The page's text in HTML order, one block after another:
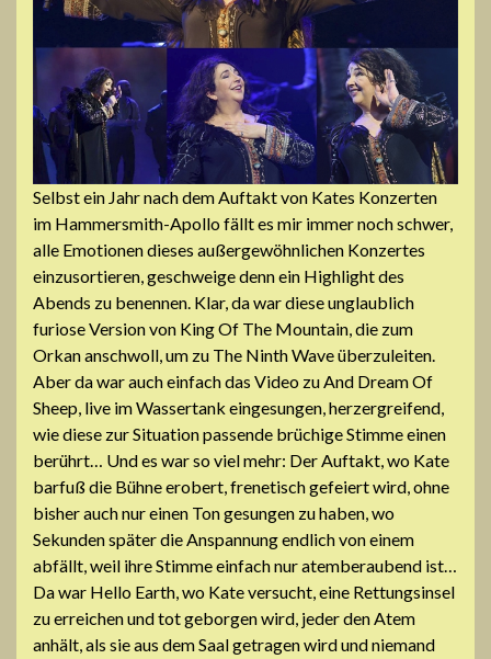
Selbst ein Jahr nach dem Auftakt von Kates Konzerten
im Hammersmith-Apollo fällt es mir immer noch schwer,
alle Emotionen dieses außergewöhnlichen Konzertes
einzusortieren, geschweige denn ein Highlight des
Abends zu benennen. Klar, da war diese unglaublich
furiose Version von King Of The Mountain, die zum
Orkan anschwoll, um zu The Ninth Wave überzuleiten.
Aber da war auch einfach das Video zu And Dream Of
Sheep, live im Wassertank eingesungen, herzergreifend,
wie diese zur Situation passende brüchige Stimme einen
berührt… Und es war so viel mehr: Der Auftakt, wo Kate
barfuß die Bühne erobert, frenetisch gefeiert wird, ohne
bisher auch nur einen Ton gesungen zu haben, wo
Sekunden später die Anspannung endlich von einem
abfällt, weil ihre Stimme einfach nur atemberaubend ist…
Da war Hello Earth, wo Kate versucht, eine Rettungsinsel
zu erreichen und tot geborgen wird, jeder den Atem
anhält, als sie aus dem Saal getragen wird und niemand